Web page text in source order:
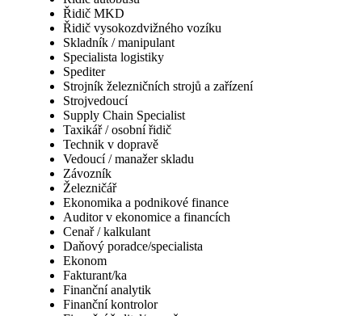
Řidič MKD
Řidič vysokozdvižného vozíku
Skladník / manipulant
Specialista logistiky
Spediter
Strojník železničních strojů a zařízení
Strojvedoucí
Supply Chain Specialist
Taxikář / osobní řidič
Technik v dopravě
Vedoucí / manažer skladu
Závozník
Železničář
Ekonomika a podnikové finance
Auditor v ekonomice a financích
Cenař / kalkulant
Daňový poradce/specialista
Ekonom
Fakturant/ka
Finanční analytik
Finanční kontrolor